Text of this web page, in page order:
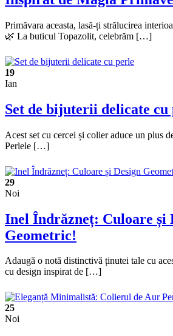
Primăvara aceasta, lasă-ți strălucirea
🌿 La buticul Topazolit, celebrăm […]
19
Ian
Set de bijuterii delicate cu
Acest set cu cercei și colier aduce un plus
Perlele […]
29
Noi
Inel Îndrăzneț: Culoare și
Geometric!
Adaugă o notă distinctivă ținutei tale cu
cu design inspirat de […]
25
Noi